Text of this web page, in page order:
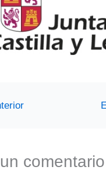
comentario